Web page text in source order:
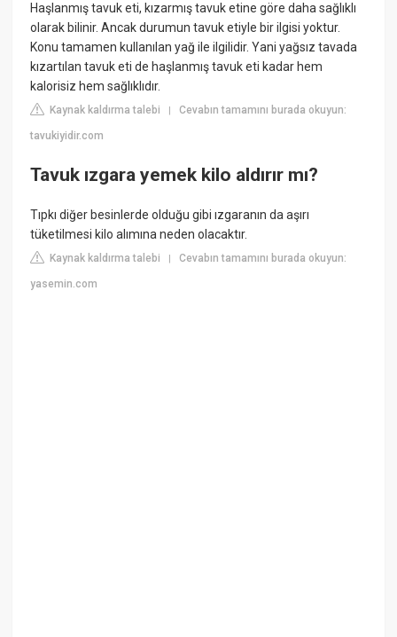
Haşlanmış tavuk eti, kızarmış tavuk etine göre daha sağlıklı
olarak bilinir. Ancak durumun tavuk etiyle bir ilgisi yoktur.
Konu tamamen kullanılan yağ ile ilgilidir. Yani yağsız tavada
kızartılan tavuk eti de haşlanmış tavuk eti kadar hem
kalorisiz hem sağlıklıdır.
Kaynak kaldırma talebi |Cevabın tamamını burada okuyun:
tavukiyidir.com
Tavuk ızgara yemek kilo aldırır mı?
Tıpkı diğer besinlerde olduğu gibi ızgaranın da aşırı
tüketilmesi kilo alımına neden olacaktır.
Kaynak kaldırma talebi |Cevabın tamamını burada okuyun:
yasemin.com